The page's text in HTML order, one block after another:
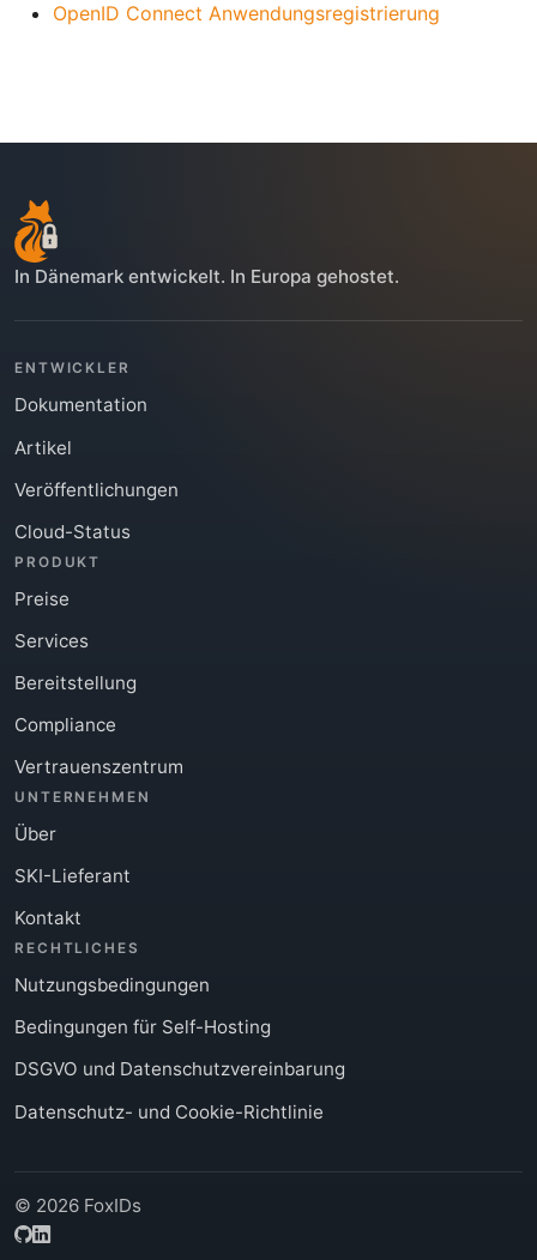
OpenID Connect Anwendungsregistrierung
In Dänemark entwickelt. In Europa gehostet.
ENTWICKLER
Dokumentation
Artikel
Veröffentlichungen
Cloud-Status
PRODUKT
Preise
Services
Bereitstellung
Compliance
Vertrauenszentrum
UNTERNEHMEN
Über
SKI-Lieferant
Kontakt
RECHTLICHES
Nutzungsbedingungen
Bedingungen für Self-Hosting
DSGVO und Datenschutzvereinbarung
Datenschutz- und Cookie-Richtlinie
© 2026 FoxIDs
GitHub
LinkedIn